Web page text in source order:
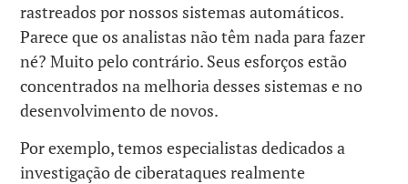
rastreados por nossos sistemas automáticos.
Parece que os analistas não têm nada para fazer
né? Muito pelo contrário. Seus esforços estão
concentrados na melhoria desses sistemas e no
desenvolvimento de novos.
Por exemplo, temos especialistas dedicados a
investigação de ciberataques realmente